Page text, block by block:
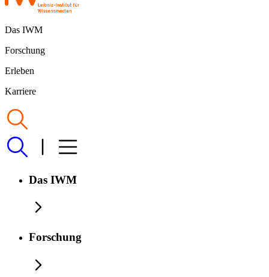
Das IWM
Forschung
Erleben
Karriere
Das IWM
Forschung